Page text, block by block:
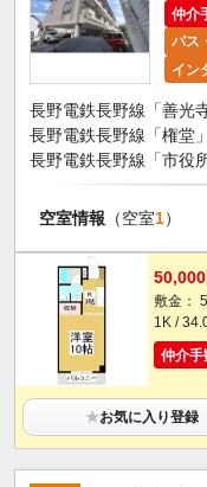
仲介
バス
イン
長野電鉄長野線「善光
長野電鉄長野線「権堂
長野電鉄長野線「市役
空室情報 （空室1）
50,000
敷金：
1K /
仲介手
★お気に入り登録